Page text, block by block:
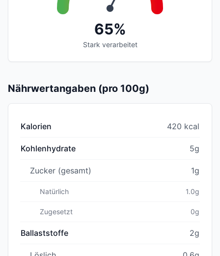
65%
Stark verarbeitet
Nährwertangaben (pro 100g)
Kalorien 420 kcal
Kohlenhydrate 5g
Zucker (gesamt) 1g
Natürlich 1.0g
Zugesetzt 0g
Ballaststoffe 2g